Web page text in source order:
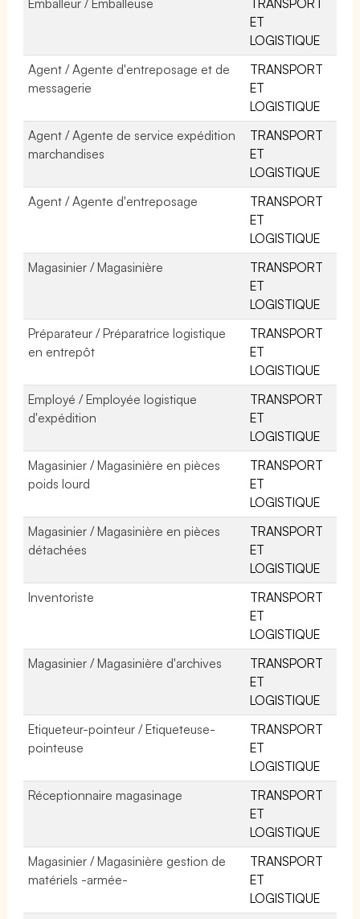
ET
LOGISTIQUE
Agent / Agente d'entreposage et de
messagerie
TRANSPORT
ET
LOGISTIQUE
Agent / Agente de service expédition
marchandises
TRANSPORT
ET
LOGISTIQUE
Agent / Agente d'entreposage
TRANSPORT
ET
LOGISTIQUE
Magasinier / Magasinière
TRANSPORT
ET
LOGISTIQUE
Préparateur / Préparatrice logistique
en entrepôt
TRANSPORT
ET
LOGISTIQUE
Employé / Employée logistique
d'expédition
TRANSPORT
ET
LOGISTIQUE
Magasinier / Magasinière en pièces
poids lourd
TRANSPORT
ET
LOGISTIQUE
Magasinier / Magasinière en pièces
détachées
TRANSPORT
ET
LOGISTIQUE
Inventoriste
TRANSPORT
ET
LOGISTIQUE
Magasinier / Magasinière d'archives
TRANSPORT
ET
LOGISTIQUE
Etiqueteur-pointeur / Etiqueteuse-
pointeuse
TRANSPORT
ET
LOGISTIQUE
Réceptionnaire magasinage
TRANSPORT
ET
LOGISTIQUE
Magasinier / Magasinière gestion de
matériels -armée-
TRANSPORT
ET
LOGISTIQUE